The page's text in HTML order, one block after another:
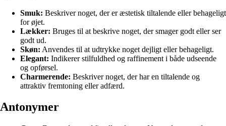
Smuk: Beskriver noget, der er æstetisk tiltalende eller behageligt
for øjet.
Lækker: Bruges til at beskrive noget, der smager godt eller ser
godt ud.
Skøn: Anvendes til at udtrykke noget dejligt eller behageligt.
Elegant: Indikerer stilfuldhed og raffinement i både udseende
og opførsel.
Charmerende: Beskriver noget, der har en tiltalende og
attraktiv fremtoning eller adfærd.
Antonymer